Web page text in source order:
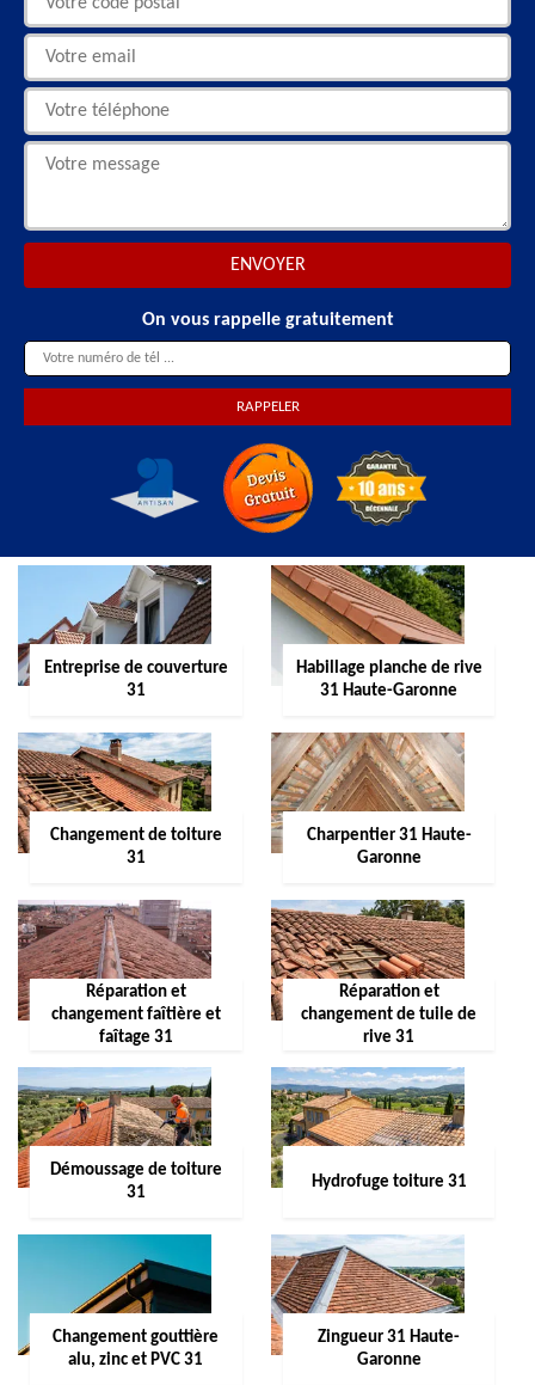
On vous rappelle gratuitement
Entreprise de couverture
31
Habillage planche de rive
31 Haute-Garonne
Changement de toiture
31
Charpentier 31 Haute-
Garonne
Réparation et
changement faîtière et
faîtage 31
Réparation et
changement de tuile de
rive 31
Démoussage de toiture
31
Hydrofuge toiture 31
Changement gouttière
alu, zinc et PVC 31
Zingueur 31 Haute-
Garonne